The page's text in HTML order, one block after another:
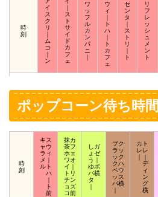
時
刻
イ
ス
ク
リ
ム
コ
ン
ス
ト
サ
イ
ド
カ
フ
ェ
ワ
ッ
フ
ル
カ
ン
パ
ニ
ウ
ィ
ト
ハ
ト
カ
フ
ェ
セ
ン
タ
ス
ト
リ
ト
リ
フ
レ
ッ
シ
ュ
メ
ン
ト
ポップコーン待ち時間
時
刻
キス
ャウ
ラィ
メ｜
ルト
ハ
｜
ト
前
抹カ
茶フ
ホェ
ワオ
イ｜
トリ
チン
ョズ
コ前
しガ
ょゼ
う｜
ゆボ
バ横
タ
｜
ブク
ラッ
ック
クハ
ペウ
ッス
パ横
｜
カト
レレ
｜｜
デ
ィ
ン
グ
横